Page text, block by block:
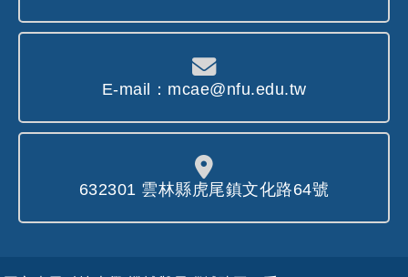
E-mail：mcae@nfu.edu.tw
632301 雲林縣虎尾鎮文化路64號